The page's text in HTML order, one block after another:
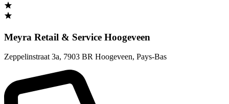
Meyra Retail & Service Hoogeveen
Zeppelinstraat 3a, 7903 BR Hoogeveen, Pays-Bas